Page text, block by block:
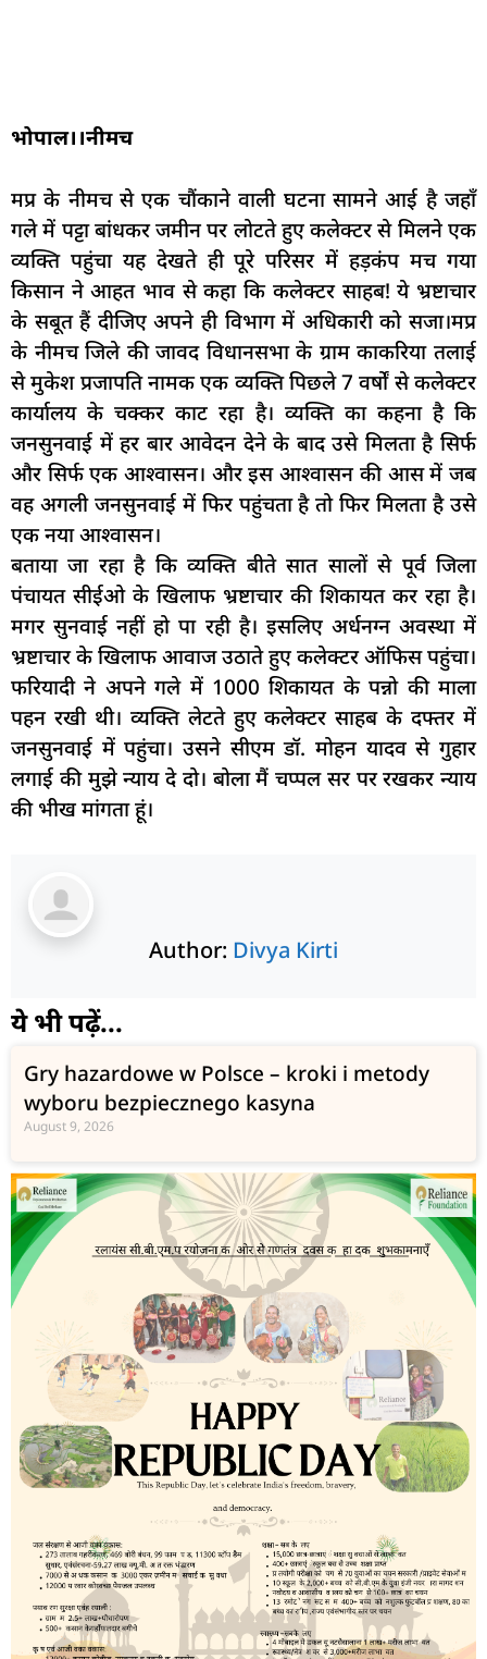
भोपाल।।नीमच
मप्र के नीमच से एक चौंकाने वाली घटना सामने आई है जहाँ
गले में पट्टा बांधकर जमीन पर लोटते हुए कलेक्टर से मिलने एक
व्यक्ति पहुंचा यह देखते ही पूरे परिसर में हड़कंप मच गया
किसान ने आहत भाव से कहा कि कलेक्टर साहब! ये भ्रष्टाचार
के सबूत हैं दीजिए अपने ही विभाग में अधिकारी को सजा।मप्र
के नीमच जिले की जावद विधानसभा के ग्राम काकरिया तलाई
से मुकेश प्रजापति नामक एक व्यक्ति पिछले 7 वर्षों से कलेक्टर
कार्यालय के चक्कर काट रहा है। व्यक्ति का कहना है कि
जनसुनवाई में हर बार आवेदन देने के बाद उसे मिलता है सिर्फ
और सिर्फ एक आश्वासन। और इस आश्वासन की आस में जब
वह अगली जनसुनवाई में फिर पहुंचता है तो फिर मिलता है उसे
एक नया आश्वासन।
बताया जा रहा है कि व्यक्ति बीते सात सालों से पूर्व जिला
पंचायत सीईओ के खिलाफ भ्रष्टाचार की शिकायत कर रहा है।
मगर सुनवाई नहीं हो पा रही है। इसलिए अर्धनग्न अवस्था में
भ्रष्टाचार के खिलाफ आवाज उठाते हुए कलेक्टर ऑफिस पहुंचा।
फरियादी ने अपने गले में 1000 शिकायत के पन्नो की माला
पहन रखी थी। व्यक्ति लेटते हुए कलेक्टर साहब के दफ्तर में
जनसुनवाई में पहुंचा। उसने सीएम डॉ. मोहन यादव से गुहार
लगाई की मुझे न्याय दे दो। बोला मैं चप्पल सर पर रखकर न्याय
की भीख मांगता हूं।
Author: Divya Kirti
ये भी पढ़ें...
Gry hazardowe w Polsce – kroki i metody
wyboru bezpiecznego kasyna
August 9, 2026